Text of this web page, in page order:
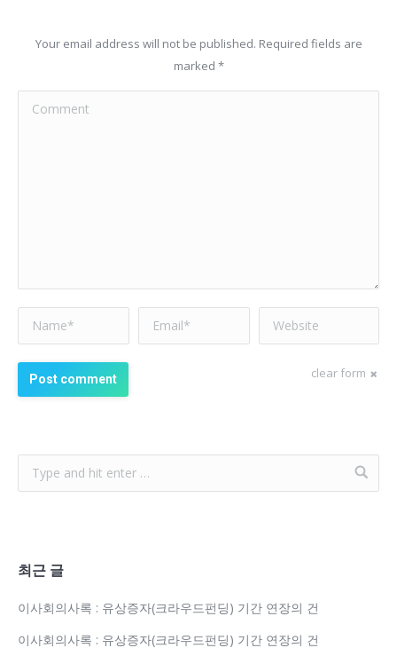
Your email address will not be published. Required fields are
marked *
Comment
Name * Email * Website
clear form
Post comment
최근 글
이사회의사록 : 유상증자(크라우드펀딩) 기간 연장의 건
이사회의사록 : 유상증자(크라우드펀딩) 기간 연장의 건